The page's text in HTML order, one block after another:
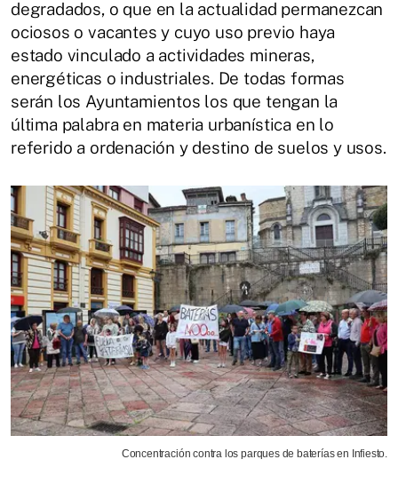
degradados, o que en la actualidad permanezcan
ociosos o vacantes y cuyo uso previo haya
estado vinculado a actividades mineras,
energéticas o industriales. De todas formas
serán los Ayuntamientos los que tengan la
última palabra en materia urbanística en lo
referido a ordenación y destino de suelos y usos.
Concentración contra los parques de baterías en Infiesto.